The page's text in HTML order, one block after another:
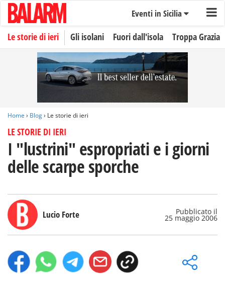
Eventi in Sicilia
Le storie di ieri Gli isolani Fuori dall'isola Troppa Grazia
Home › Blog› Le storie di ieri
LE STORIE DI IERI
I "lustrini" espropriati e i giorni
delle scarpe sporche
Lucio Forte Pubblicato il
25 maggio 2006